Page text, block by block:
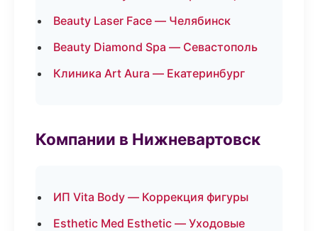
Beauty Laser Face — Челябинск
Beauty Diamond Spa — Севастополь
Клиника Art Aura — Екатеринбург
Компании в Нижневартовск
ИП Vita Body — Коррекция фигуры
Esthetic Med Esthetic — Уходовые